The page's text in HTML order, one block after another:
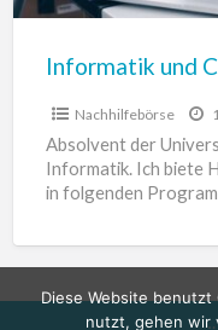
Nachhilfebörse
Absolvent der
Informatik. Ich biete
in folgenden
Diese Website
nutzt, gehen wir